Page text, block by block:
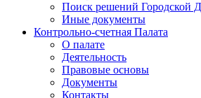
Поиск решений Городской
Иные документы
Контрольно-счетная Палата
О палате
Деятельность
Правовые основы
Документы
Контакты